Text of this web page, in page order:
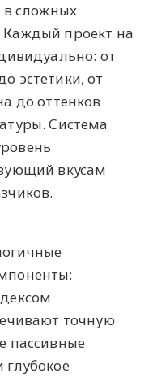
в сложных
проект на
от
эстетики, от
до оттенков
Система
вкусам
точную
пассивные